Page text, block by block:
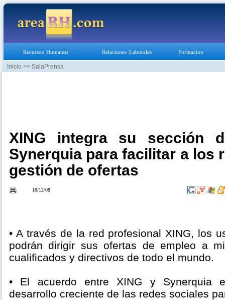
Recursos Humanos Relaciones Laborales Formacion
Inicio >> SalaPrensa
XING integra su sección
Synerquia para facilitar a los
gestión de ofertas
18/12/08
• A través de la red profesional XING, los
podrán dirigir sus ofertas de empleo a
cualificados y directivos de todo el mundo.
• El acuerdo entre XING y Synerquia
desarrollo creciente de las redes sociales